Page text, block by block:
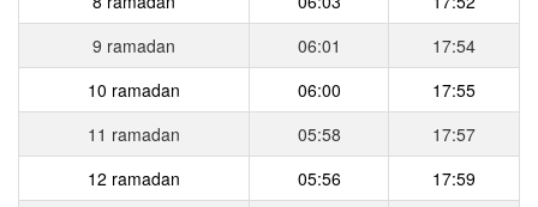
9 ramadan
06:01
17:54
10 ramadan
06:00
17:55
11 ramadan
05:58
17:57
12 ramadan
05:56
17:59